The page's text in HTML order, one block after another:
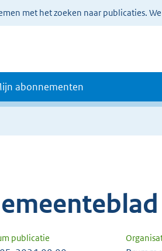
met het zoeken naar publicaties.
abonnementen
publicatie